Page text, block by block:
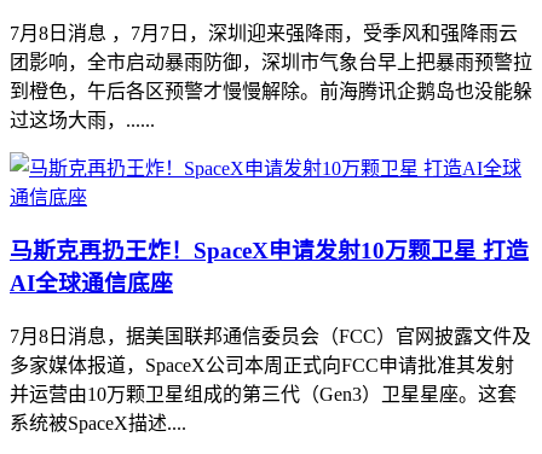
7月8日消息 ，7月7日，深圳迎来强降雨，受季风和强降雨云
团影响，全市启动暴雨防御，深圳市气象台早上把暴雨预警拉
到橙色，午后各区预警才慢慢解除。前海腾讯企鹅岛也没能躲
过这场大雨，......
马斯克再扔王炸！SpaceX申请发射10万颗卫星 打造
AI全球通信底座
7月8日消息，据美国联邦通信委员会（FCC）官网披露文件及
多家媒体报道，SpaceX公司本周正式向FCC申请批准其发射
并运营由10万颗卫星组成的第三代（Gen3）卫星星座。这套
系统被SpaceX描述....